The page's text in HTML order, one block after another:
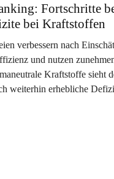
Fortschritte
bei Kraftstoffen
verbessern nach
und nutzen
Kraftstoffe sieht
weiterhin erhebliche